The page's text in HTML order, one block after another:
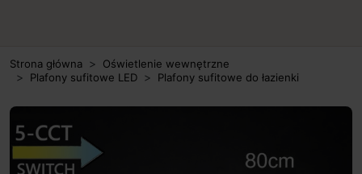
Strona główna
Oświetlenie wewnętrzne
Plafony sufitowe LED
Plafony sufitowe do łazienki